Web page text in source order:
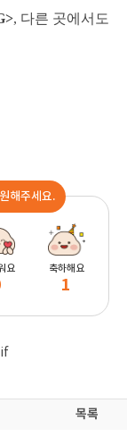
, 다른 곳에서도
해주세요.
요 축하해요
1
목록